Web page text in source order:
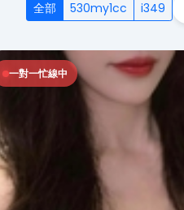
全部 530my1cc i349
一對一忙線中